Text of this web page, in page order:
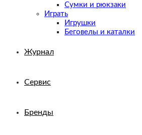
Сумки и рюкзаки
Играть
Игрушки
Беговелы и каталки
Журнал
Сервис
Бренды